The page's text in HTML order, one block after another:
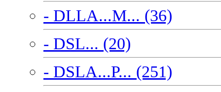
- DLLA...M... (36)
- DSL... (20)
- DSLA...P... (251)